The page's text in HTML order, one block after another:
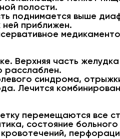
полости.
поднимается выше
приближен.
Верхняя часть
расслаблен.
синдрома,
Лечится
перемещаются все
состояние